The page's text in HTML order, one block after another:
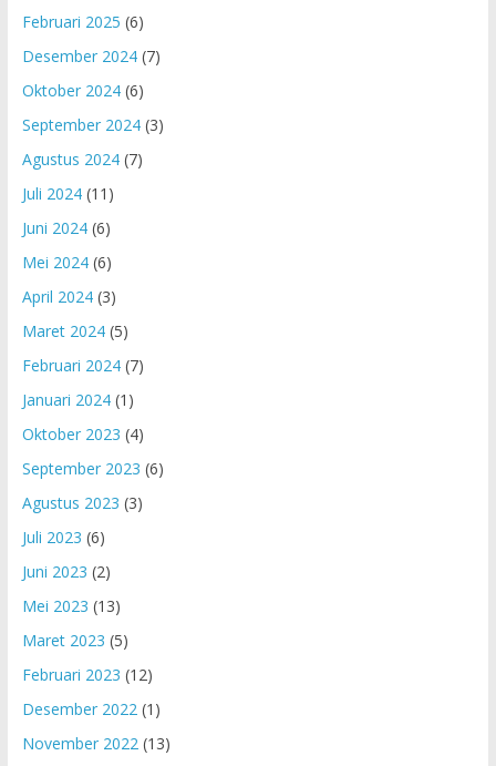
Februari 2025 (6)
Desember 2024(7)
Oktober 2024(6)
September 2024(3)
Agustus 2024(7)
Juli 2024(11)
Juni 2024(6)
Mei 2024(6)
April 2024(3)
Maret 2024(5)
Februari 2024(7)
Januari 2024(1)
Oktober 2023 (4)
September 2023 (6)
Agustus 2023 (3)
Juli 2023 (6)
Juni 2023 (2)
Mei 2023 (13)
Maret 2023 (5)
Februari 2023 (12)
Desember 2022(1)
November 2022(13)